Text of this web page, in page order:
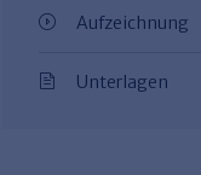
Aufzeichnung
Unterlagen